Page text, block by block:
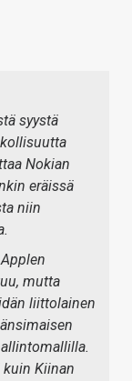
syystä
Nokian
eräissä
niin
mutta
liittolainen
Kiinan